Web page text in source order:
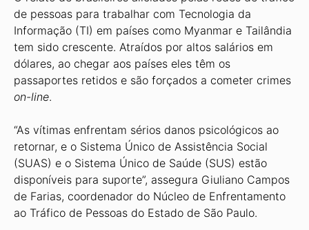
de pessoas para tra­balhar com Tecnologia da
Informação (TI) em países como Myanmar e Tai­lândia
tem sido crescente. Atraídos por altos salários em
dólares, ao chegar aos países eles têm os
passaportes retidos e são forçados a cometer crimes
on-line.
“As vítimas enfrentam sérios danos psicológicos ao
retornar, e o Sistema Único de Assistência Social
(SUAS) e o Sistema Único de Saúde (SUS) estão
disponíveis para suporte”, assegura Giu­liano Campos
de Farias, coordenador do Núcleo de Enfrentamento
ao Tráfico de Pessoas do Estado de São Paulo.